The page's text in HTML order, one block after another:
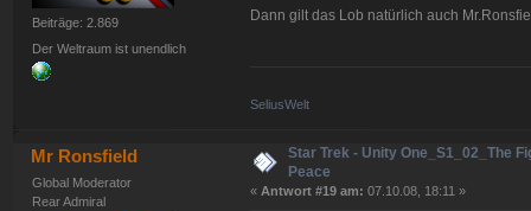
Beiträge: 2.869
Der Weltraum ist unendlich
Dann gilt das Lob natürlich auch
SeliusWelt
Mr Ronsfield
Global Moderator
Rear Admiral
Star Trek - Unity One_S1_02_The
Peace
« Antwort #19 am: 07.10.08, 18:11 »